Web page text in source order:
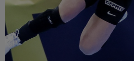
Meccscenter
Klub